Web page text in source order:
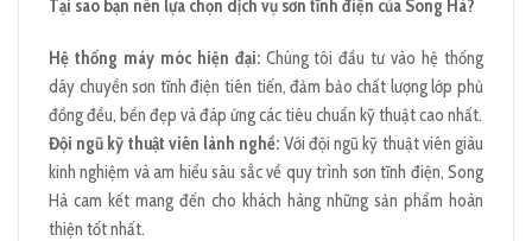
Tại sao bạn nên lựa chọn dịch vụ sơn tĩnh điện của Song Hà?
Hệ thống máy móc hiện đại:Chúng tôi đầu tư vào hệ thống
dây chuyền sơn tĩnh điện tiên tiến, đảm bảo chất lượng lớp phủ
đồng đều, bền đẹp và đáp ứng các tiêu chuẩn kỹ thuật cao nhất.
Đội ngũ kỹ thuật viên lành nghề: Với đội ngũ kỹ thuật viên giàu
kinh nghiệm và am hiểu sâu sắc về quy trình sơn tĩnh điện, Song
Hà cam kết mang đến cho khách hàng những sản phẩm hoàn
thiện tốt nhất.